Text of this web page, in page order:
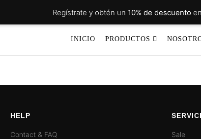
Regístrate y obtén un 10% de descuento
INICIO PRODUCTOS
HELP
Contact & FAQ
Sale